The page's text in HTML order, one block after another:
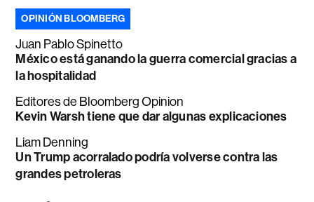
OPINIÓN BLOOMBERG
Juan Pablo Spinetto
México está ganando la guerra comercial gracias a
la hospitalidad
Editores de Bloomberg Opinion
Kevin Warsh tiene que dar algunas explicaciones
Liam Denning
Un Trump acorralado podría volverse contra las
grandes petroleras